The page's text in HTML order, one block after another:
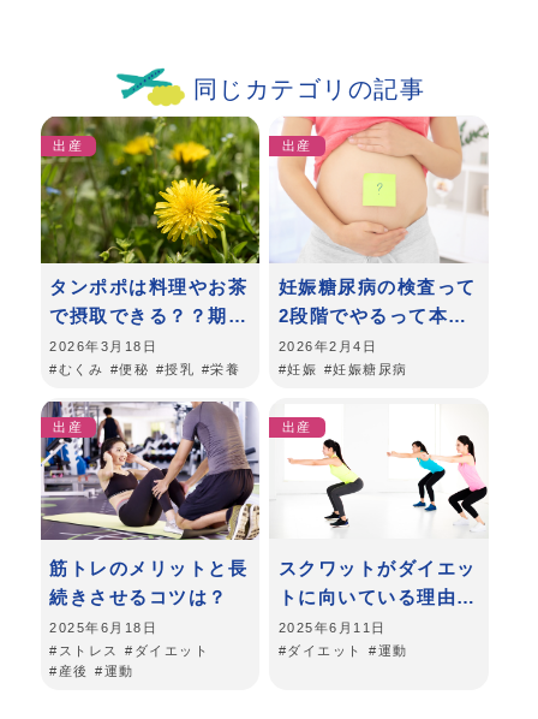
同じカテゴリの記事
出産
タンポポは料理やお茶
で摂取できる？？期待
されている効果とは？
2026年3月18日
#むくみ #便秘 #授乳 #栄養
出産
妊娠糖尿病の検査って
2段階でやるって本
当？どんなことをする
の？
2026年2月4日
#妊娠 #妊娠糖尿病
出産
筋トレのメリットと長
続きさせるコツは？
2025年6月18日
#ストレス
#ダイエット
#産後
#運動
出産
スクワットがダイエッ
トに向いている理由と
やり方のポイント
2025年6月11日
#ダイエット
#運動